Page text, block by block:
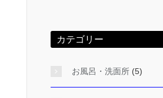
カテゴリー
お風呂・洗面所 (5)